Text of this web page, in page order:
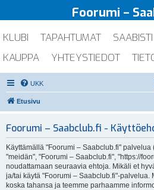
Foorumi –
KLUBI TAPAHTUMAT SAABISTI
KAUPPA
YHTEYSTIEDOT
UKK
Etusivu
Foorumi – Saabclub.fi -
Käyttämällä "Foorumi – Saabclub.fi"
"meidän", "Foorumi – Saabclub.fi", "https://
noudattamaan seuraavia ehtoja. Mikäli et
ja/tai käytä "Foorumi – Saabclub.fi"-palvelua.
koska tahansa ja teemme parhaamme